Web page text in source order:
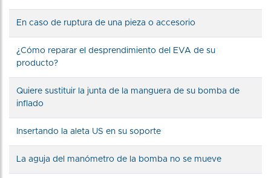
En caso de ruptura de una pieza o accesorio
¿Cómo reparar el desprendimiento del EVA de su
producto?
Quiere sustituir la junta de la manguera de su bomba de
inflado
Insertando la aleta US en su soporte
La aguja del manómetro de la bomba no se mueve